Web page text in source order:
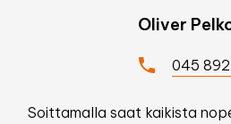
Oliver
045 892
Soittamalla saat kaikista